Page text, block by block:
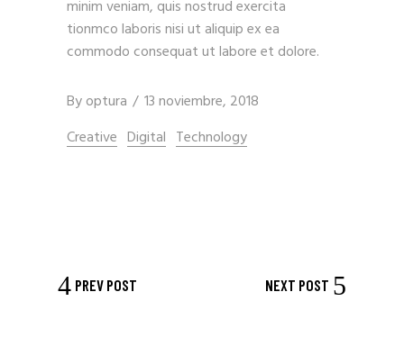
minim veniam, quis nostrud exercita
tionmco laboris nisi ut aliquip ex ea
commodo consequat ut labore et dolore.
Byoptura
13 noviembre, 2018
Creative Digital Technology
PREV POST NEXT POST